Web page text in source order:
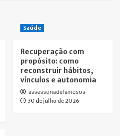
Saúde
Recuperação com
propósito: como
reconstruir hábitos,
vínculos e autonomia
assessoriadefamosos
30 de julho de 2026